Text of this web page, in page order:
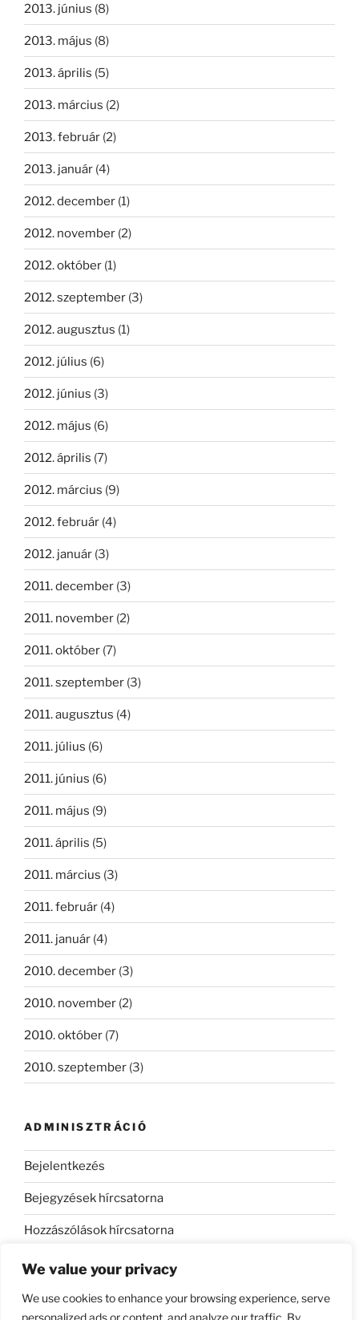
We value your privacy
We use cookies to enhance your browsing experience, serve
personalized ads or content, and analyze our traffic. By
2013. június (8)
2013. május (8)
2013. április (5)
2013. március (2)
2013. február (2)
2013. január (4)
2012. december (1)
2012. november (2)
2012. október (1)
2012. szeptember (3)
2012. augusztus (1)
2012. július (6)
2012. június (3)
2012. május (6)
2012. április (7)
2012. március (9)
2012. február (4)
2012. január (3)
2011. december (3)
2011. november (2)
2011. október (7)
2011. szeptember (3)
2011. augusztus (4)
2011. július (6)
2011. június (6)
2011. május (9)
2011. április (5)
2011. március (3)
2011. február (4)
2011. január (4)
2010. december (3)
2010. november (2)
2010. október (7)
2010. szeptember (3)
ADMINISZTRÁCIÓ
Bejelentkezés
Bejegyzések hírcsatorna
Hozzászólások hírcsatorna
WordPress Magyarország